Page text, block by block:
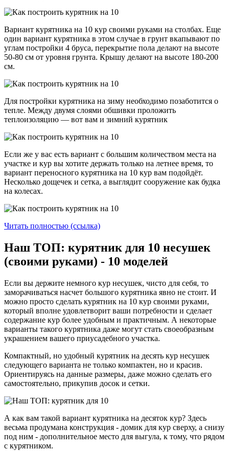
Вариант курятника на 10 кур своими руками на столбах. Еще
один вариант курятника в этом случае в грунт вкапывают по
углам постройки 4 бруса, перекрытие пола делают на высоте
50-80 см от уровня грунта. Крышу делают на высоте 180-200
см.
Для постройки курятника на зиму необходимо позаботится о
тепле. Между двумя слоями обшивки проложить
теплоизоляцию — вот вам и зимний курятник
Если же у вас есть вариант с большим количеством места на
участке и кур вы хотите держать только на летнее время, то
вариант переносного курятника на 10 кур вам подойдёт.
Несколько дощечек и сетка, а выглядит сооружение как будка
на колесах.
Читать полностью (ссылка)
Наш ТОП: курятник для 10 несушек
(своими руками) - 10 моделей
Если вы держите немного кур несушек, чисто для себя, то
заморачиваться насчет большого курятника явно не стоит. И
можно просто сделать курятник на 10 кур своими руками,
который вполне удовлетворит ваши потребности и сделает
содержание кур более удобным и практичным. А некоторые
варианты такого курятника даже могут стать своеобразным
украшением вашего приусадебного участка.
Компактный, но удобный курятник на десять кур несушек
следующего варианта не только компактен, но и красив.
Ориентируясь на данные размеры, даже можно сделать его
самостоятельно, прикупив досок и сетки.
А как вам такой вариант курятника на десяток кур? Здесь
весьма продумана конструкция - домик для кур сверху, а снизу
под ним - дополнительное место для выгула, к тому, что рядом
с курятником.